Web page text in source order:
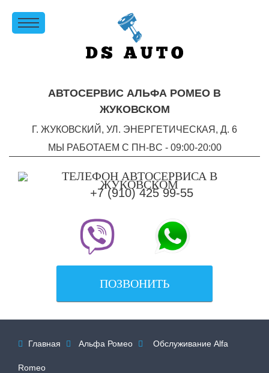
АВТОСЕРВИС АЛЬФА РОМЕО В
ЖУКОВСКОМ
Г. ЖУКОВСКИЙ, УЛ. ЭНЕРГЕТИЧЕСКАЯ, Д. 6
МЫ РАБОТАЕМ С ПН-ВC - 09:00-20:00
+7 (910) 425 99-55
ПОЗВОНИТЬ
 Главная  Альфа Ромео  Обслуживание Alfa
Romeo